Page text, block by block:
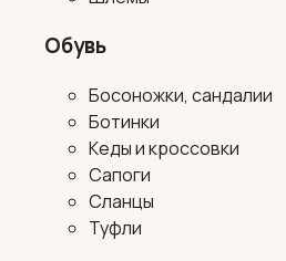
Обувь
Босоножки, сандалии
Ботинки
Кеды и кроссовки
Сапоги
Сланцы
Туфли